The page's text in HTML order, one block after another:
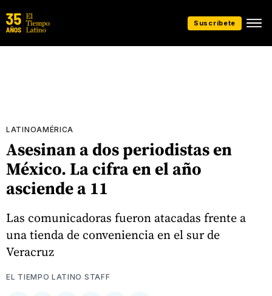
Suscríbete
LATINOAMÉRICA
Asesinan a dos periodistas en
México. La cifra en el año
asciende a 11
Las comunicadoras fueron atacadas frente a
una tienda de conveniencia en el sur de
Veracruz
EL TIEMPO LATINO STAFF